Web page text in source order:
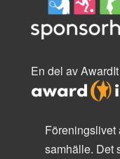
En del av AwardIt
Föreningslivet
samhälle. Det